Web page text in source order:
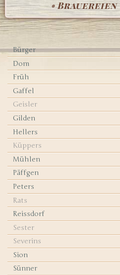
Brauereien
Bürger
Dom
Früh
Gaffel
Geisler
Gilden
Hellers
Küppers
Mühlen
Päffgen
Peters
Rats
Reissdorf
Sester
Severins
Sion
Sünner